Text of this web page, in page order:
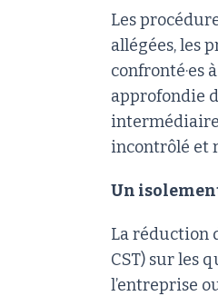
Les
allégées, les
confronté·es
approfondie
incontrôlé et
Un
La réduction
CST) sur les
l’entreprise